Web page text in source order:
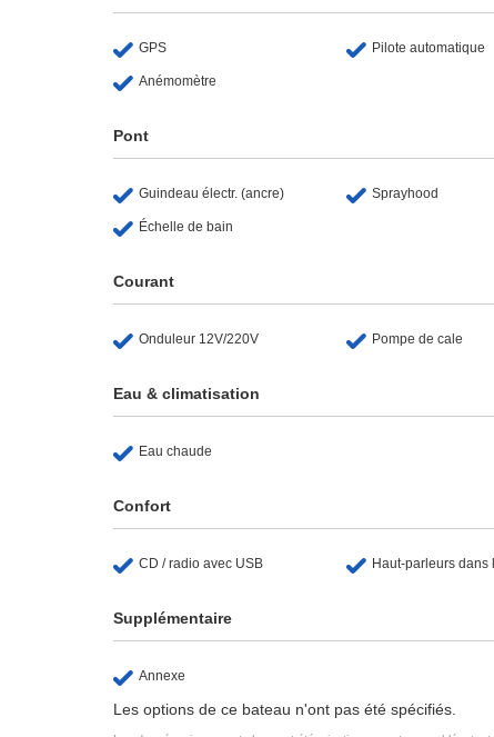
GPS Pilote automatique
Anémomètre
Pont
Guindeau électr. (ancre) Sprayhood
Échelle de bain
Courant
Onduleur 12V/220V Pompe de cale
Eau & climatisation
Eau chaude
Confort
CD / radio avec USB Haut-parleurs dans
Supplémentaire
Annexe
Les options de ce bateau n'ont pas été spécifiés.